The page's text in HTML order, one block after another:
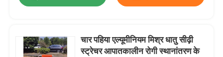
चार पहिया एल्यूमीनियम मिश्र धातु सीढ़ी
स्ट्रेचर आपातकालीन रोगी स्थानांतरण के